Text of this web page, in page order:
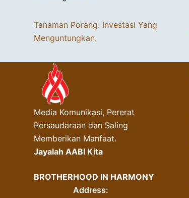
Tanaman Porang. Investasi Yang
Menguntungkan.
Media Komunikasi, Pererat
Persaudaraan dan Saling
Memberikan Manfaat.
Jayalah AABI Kita
BROTHERHOOD IN HARMONY
Address: